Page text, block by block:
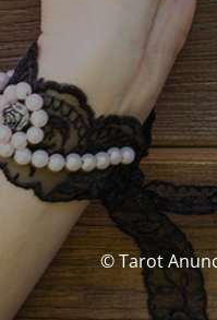
© Tarot